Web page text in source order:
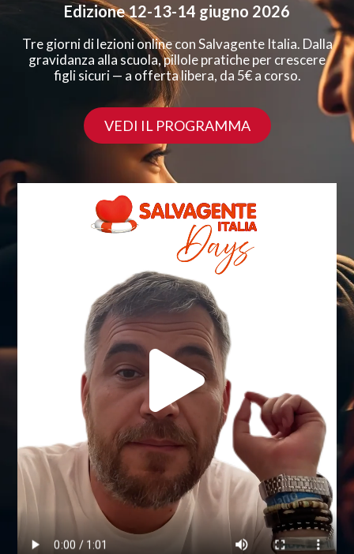
Edizione 12-13-14 giugno 2026
Tre giorni di lezioni online con Salvagente Italia. Dalla
gravidanza alla scuola, pillole pratiche per crescere
figli sicuri — a offerta libera, da 5€ a corso.
VEDI IL PROGRAMMA